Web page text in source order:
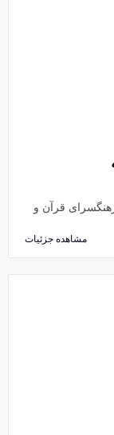
قرآن و
مشاهده جزئیات